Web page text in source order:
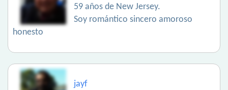
59 años de New Jersey.
Soy romántico sincero amoroso
honesto
jayf